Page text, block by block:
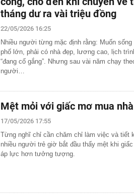
tháng dư ra vài triệu đồng
22/05/2026 16:25
Nhiều người từng mặc định rằng: Muốn
phố lớn, phải có nhà đẹp, lương cao, lịch
“đang cố gắng”. Nhưng sau vài năm chạy
người…
Mệt mỏi với giấc mơ mua nhà
17/05/2026 17:55
Từng nghĩ chỉ cần chăm chỉ làm việc và tiết
nhiều người trẻ giờ bắt đầu thấy mệt khi
áp lực hơn tưởng tượng.